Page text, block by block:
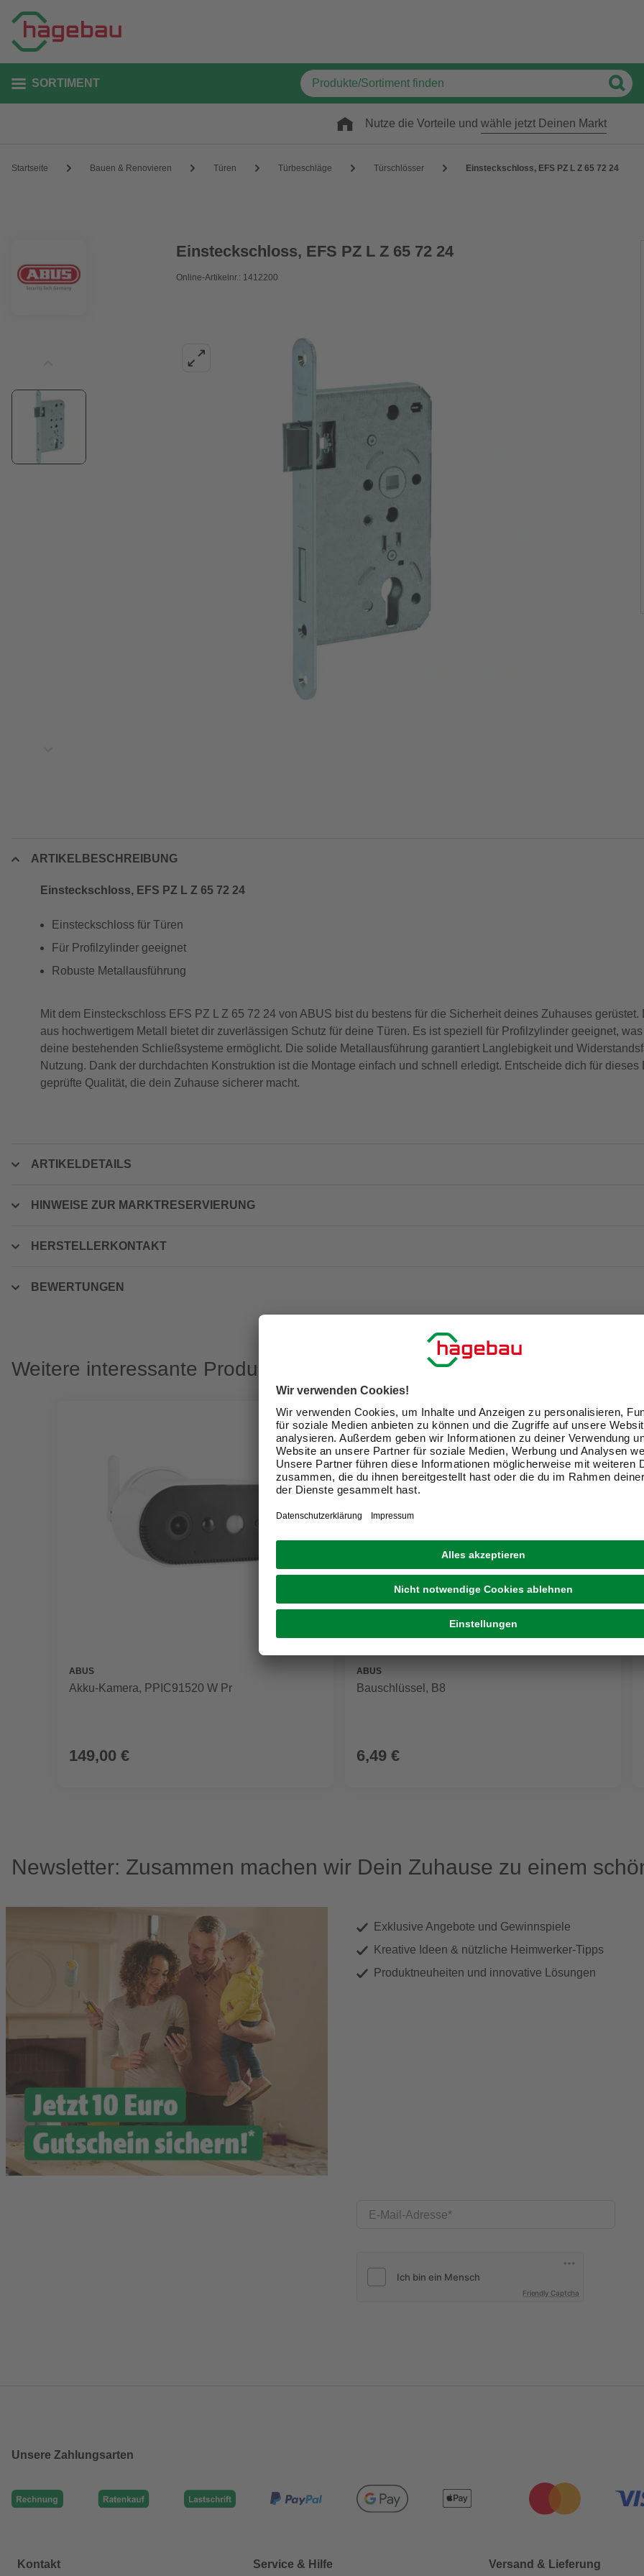
SORTIMENT
Nutze die Vorteile und wähle jetzt Deinen Markt
Startseite Bauen & Renovieren Türen Türbeschläge Türschlösser Einsteckschloss, EFS PZ L Z 65 72 24
Einsteckschloss, EFS PZ L Z 65 72 24
Online-Artikelnr.: 1412200
ARTIKELBESCHREIBUNG
Einsteckschloss, EFS PZ L Z 65 72 24
Einsteckschloss für Türen
Für Profilzylinder geeignet
Robuste Metallausführung
Mit dem Einsteckschloss EFS PZ L Z 65 72 24 von ABUS bist du bestens für die Sicherheit deines Zuhauses
aus hochwertigem Metall bietet dir zuverlässigen Schutz für deine Türen. Es ist speziell für Profilzylinder geeignet,
deine bestehenden Schließsysteme ermöglicht. Die solide Metallausführung garantiert Langlebigkeit und
Nutzung. Dank der durchdachten Konstruktion ist die Montage einfach und schnell erledigt. Entscheide dich für
geprüfte Qualität, die dein Zuhause sicherer macht.
ARTIKELDETAILS
HINWEISE ZUR MARKTRESERVIERUNG
HERSTELLERKONTAKT
BEWERTUNGEN
Weitere interessante Produkte
ABUS
Akku-Kamera, PPIC91520 W Pr
149,00 €
ABUS
Bauschlüssel, B8
6,49 €
Newsletter: Zusammen machen wir Dein Zuhause zu einem
Exklusive Angebote und Gewinnspiele
Kreative Ideen & nützliche Heimwerker-Tipps
Produktneuheiten und innovative Lösungen
E-Mail-Adresse
Friendly Captcha
Unsere Zahlungsarten
Kontakt Service & Hilfe Versand & Lieferung